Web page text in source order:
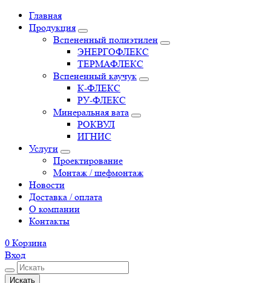
Главная
Продукция
Вспененный полиэтилен
ЭНЕРГОФЛЕКС
ТЕРМАФЛЕКС
Вспененный каучук
К-ФЛЕКС
РУ-ФЛЕКС
Минеральная вата
РОКВУЛ
ИГНИС
Услуги
Проектирование
Монтаж / шефмонтаж
Новости
Доставка / оплата
О компании
Контакты
0 Корзина
Вход
Искать